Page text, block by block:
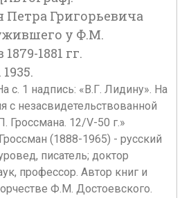
Григорьевича
у Ф.М.
1881 гг.
с. 1 надпись: «В.Г. Лидину». На
с незасвидетельствованной
Гроссмана. 12/V-50 г.»
(1888-1965) - русский
писатель; доктор
профессор. Автор книг и
Ф.М. Достоевского.